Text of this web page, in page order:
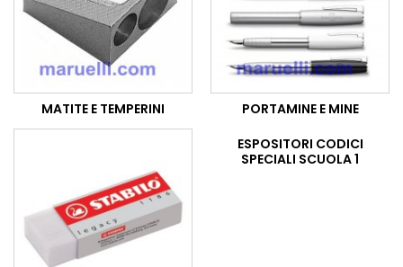
MATITE E TEMPERINI PORTAMINE E MINE
ESPOSITORI CODICI
SPECIALI SCUOLA 1